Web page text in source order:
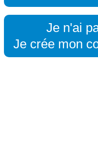
Je n'ai
Je crée mon